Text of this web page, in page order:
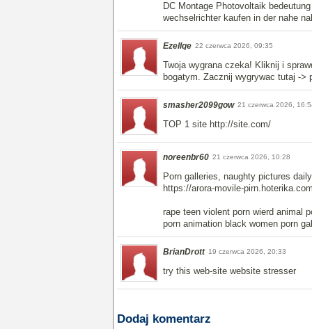
DC Montage Photovoltaik bedeutung
wechselrichter kaufen in der nahe
Ezellqe 22 czerwca 2026, 09:35
Twoja wygrana czeka! Kliknij i
bogatym. Zacznij wygrywac tutaj ->
smasher2099gow 21 czerwca 2026,
TOP 1 site http://site.com/
noreenbr60 21 czerwca 2026, 10:28
Porn galleries, naughty pictures
https://arora-movile-
rape teen violent porn wierd animal
porn animation black women porn
BrianDrott 19 czerwca 2026, 20:33
try this web-site website stresser
Dodaj komentarz